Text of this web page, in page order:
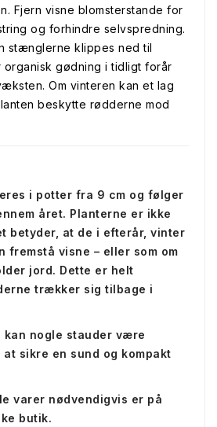
Fjern visne blomsterstande for
og forhindre selvspredning.
stænglerne klippes ned til
gødning i tidligt forår
Om vinteren kan et lag
beskytte rødderne mod
i potter fra 9 cm og følger
året. Planterne er ikke
betyder, at de i efterår, vinter
fremstå visne – eller som om
jord. Dette er helt
trækker sig tilbage i
kan nogle stauder være
sikre en sund og kompakt
varer nødvendigvis er på
butik.